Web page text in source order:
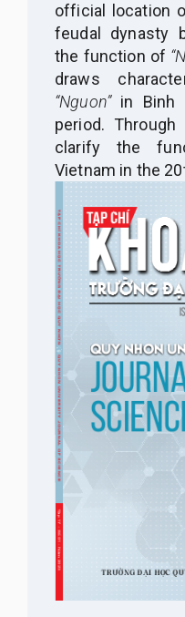
official location
feudal dynasty
the function of
draws
“Nguon” in Binh
period.
clarify the
Vietnam in the